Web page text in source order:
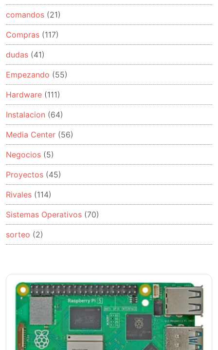
comandos (21)
Compras (117)
dudas (41)
Empezando (55)
Hardware (111)
Instalacion (64)
Media Center (56)
Negocios (5)
Proyectos (45)
Rivales (114)
Sistemas Operativos (70)
sorteo (2)